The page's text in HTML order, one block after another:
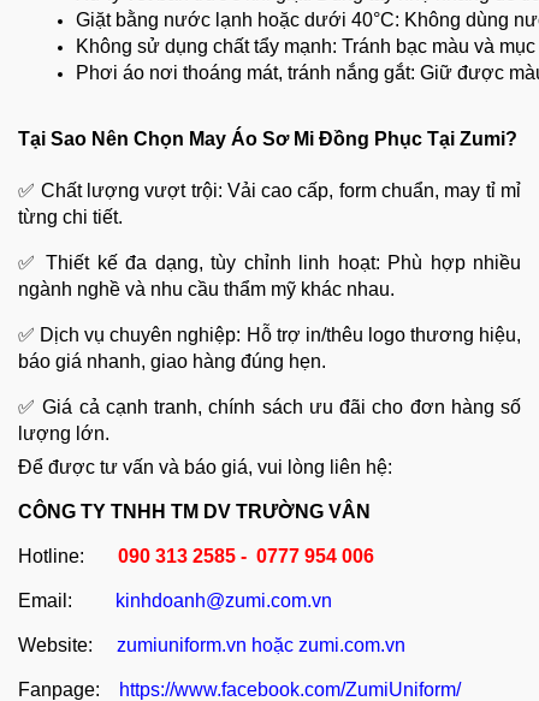
Giặt bằng nước lạnh hoặc dưới 40°C: Không dùng
Không sử dụng chất tẩy mạnh: Tránh bạc màu và
Phơi áo nơi thoáng mát, tránh nắng gắt: Giữ được
Tại Sao Nên Chọn May Áo Sơ Mi Đồng Phục Tại Zumi?
✅ Chất lượng vượt trội: Vải cao cấp, form chuẩn, may tỉ mỉ
từng chi tiết.
✅ Thiết kế đa dạng, tùy chỉnh linh hoạt: Phù hợp nhiều
ngành nghề và nhu cầu thẩm mỹ khác nhau.
✅ Dịch vụ chuyên nghiệp: Hỗ trợ in/thêu logo thương hiệu,
báo giá nhanh, giao hàng đúng hẹn.
✅ Giá cả cạnh tranh, chính sách ưu đãi cho đơn hàng số
lượng lớn.
Để được tư vấn và báo giá, vui lòng liên hệ:
CÔNG TY TNHH TM DV TRƯỜNG VÂN
Hotline: 090 313 2585 - 0777 954 006
Email: kinhdoanh@zumi.com.vn
Website: zumiuniform.vn hoặc zumi.com.vn
Fanpage: https://www.facebook.com/ZumiUniform/